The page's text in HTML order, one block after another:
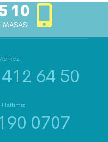
10
MASASI
64 50
0707